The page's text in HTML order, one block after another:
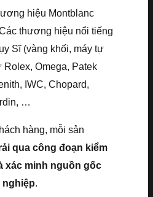
hiệu Montblanc
thương hiệu nổi tiếng
Sĩ (vàng khối, máy tự
Rolex, Omega, Patek
IWC, Chopard,
…
hàng, mỗi sản
qua công đoạn kiểm
xác minh nguồn gốc
nghiệp.